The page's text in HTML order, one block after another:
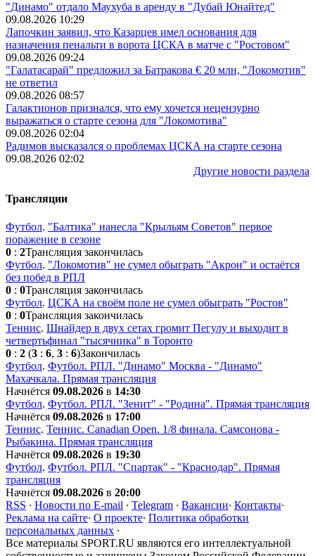
"Динамо" отдало Маухуба в аренду в "Дубай Юнайтед"
09.08.2026 10:29
Лапочкин заявил, что Казарцев имел основания для
назначения пенальти в ворота ЦСКА в матче с "Ростовом"
09.08.2026 09:24
"Галатасарай" предложил за Батракова € 20 млн, "Локомотив"
не ответил
09.08.2026 08:57
Галактионов признался, что ему хочется нецензурно
выражаться о старте сезона для "Локомотива"
09.08.2026 02:04
Радимов высказался о проблемах ЦСКА на старте сезона
09.08.2026 02:02
Другие новости раздела
Трансляции
Футбол. "Балтика" нанесла "Крыльям Советов" первое
поражение в сезоне
0 : 2Трансляция закончилась
Футбол. "Локомотив" не сумел обыграть "Акрон" и остаётся
без побед в РПЛ
0 : 0Трансляция закончилась
Футбол. ЦСКА на своём поле не сумел обыграть "Ростов"
0 : 0Трансляция закончилась
Теннис. Шнайдер в двух сетах громит Пегулу и выходит в
четвертьфинал "тысячника" в Торонто
0 : 2 (3 : 6, 3 : 6)Закончилась
Футбол. Футбол. РПЛ. "Динамо" Москва - "Динамо"
Махачкала. Прямая трансляция
Начнётся 09.08.2026 в 14:30
Футбол. Футбол. РПЛ. "Зенит" - "Родина". Прямая трансляция
Начнётся 09.08.2026 в 17:00
Теннис. Теннис. Сanadian Open. 1/8 финала. Самсонова -
Рыбакина. Прямая трансляция
Начнётся 09.08.2026 в 19:30
Футбол. Футбол. РПЛ. "Спартак" - "Краснодар". Прямая
трансляция
Начнётся 09.08.2026 в 20:00
RSS · Новости по E-mail · Telegram · Вакансии· Контакты·
Реклама на сайте· О проекте· Политика обработки
персональных данных ·
Все материалы SPORT.RU являются его интеллектуальной